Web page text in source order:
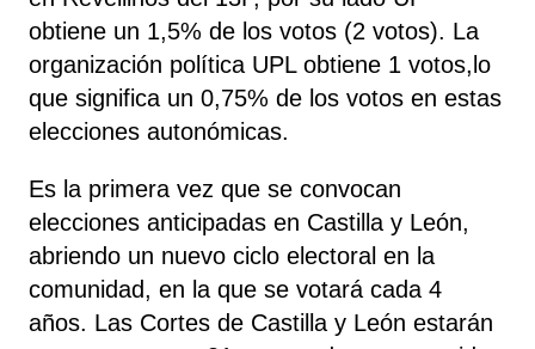
obtiene un 1,5% de los votos (2 votos). La
organización política UPL obtiene 1 votos,lo
que significa un 0,75% de los votos en estas
elecciones autonómicas.
Es la primera vez que se convocan
elecciones anticipadas en Castilla y León,
abriendo un nuevo ciclo electoral en la
comunidad, en la que se votará cada 4
años. Las Cortes de Castilla y León estarán